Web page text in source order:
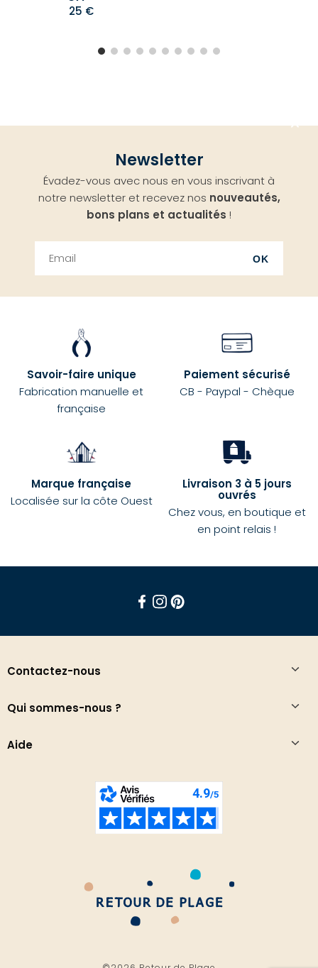
25 €
Newsletter
Évadez-vous avec nous en vous inscrivant à
notre newsletter et recevez nos nouveautés,
bons plans et actualités !
OK
Savoir-faire unique
Fabrication manuelle et
française
Paiement sécurisé
CB - Paypal - Chèque
Marque française
Localisée sur la côte Ouest
Livraison 3 à 5 jours
ouvrés
Chez vous, en boutique et
en point relais !
Contactez-nous
Qui sommes-nous ?
Aide